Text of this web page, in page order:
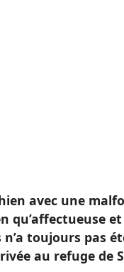
avec une
qu’affectueuse
n’a toujours pas
au refuge de